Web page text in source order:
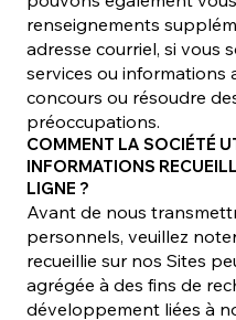
renseignements
adresse courriel, si vous
services ou informations
concours ou résoudre
préoccupations.
COMMENT LA SOCIÉTÉ
INFORMATIONS
LIGNE ?
Avant de nous
personnels, veuillez
recueillie sur nos Sites
agrégée à des fins de
développement liées à